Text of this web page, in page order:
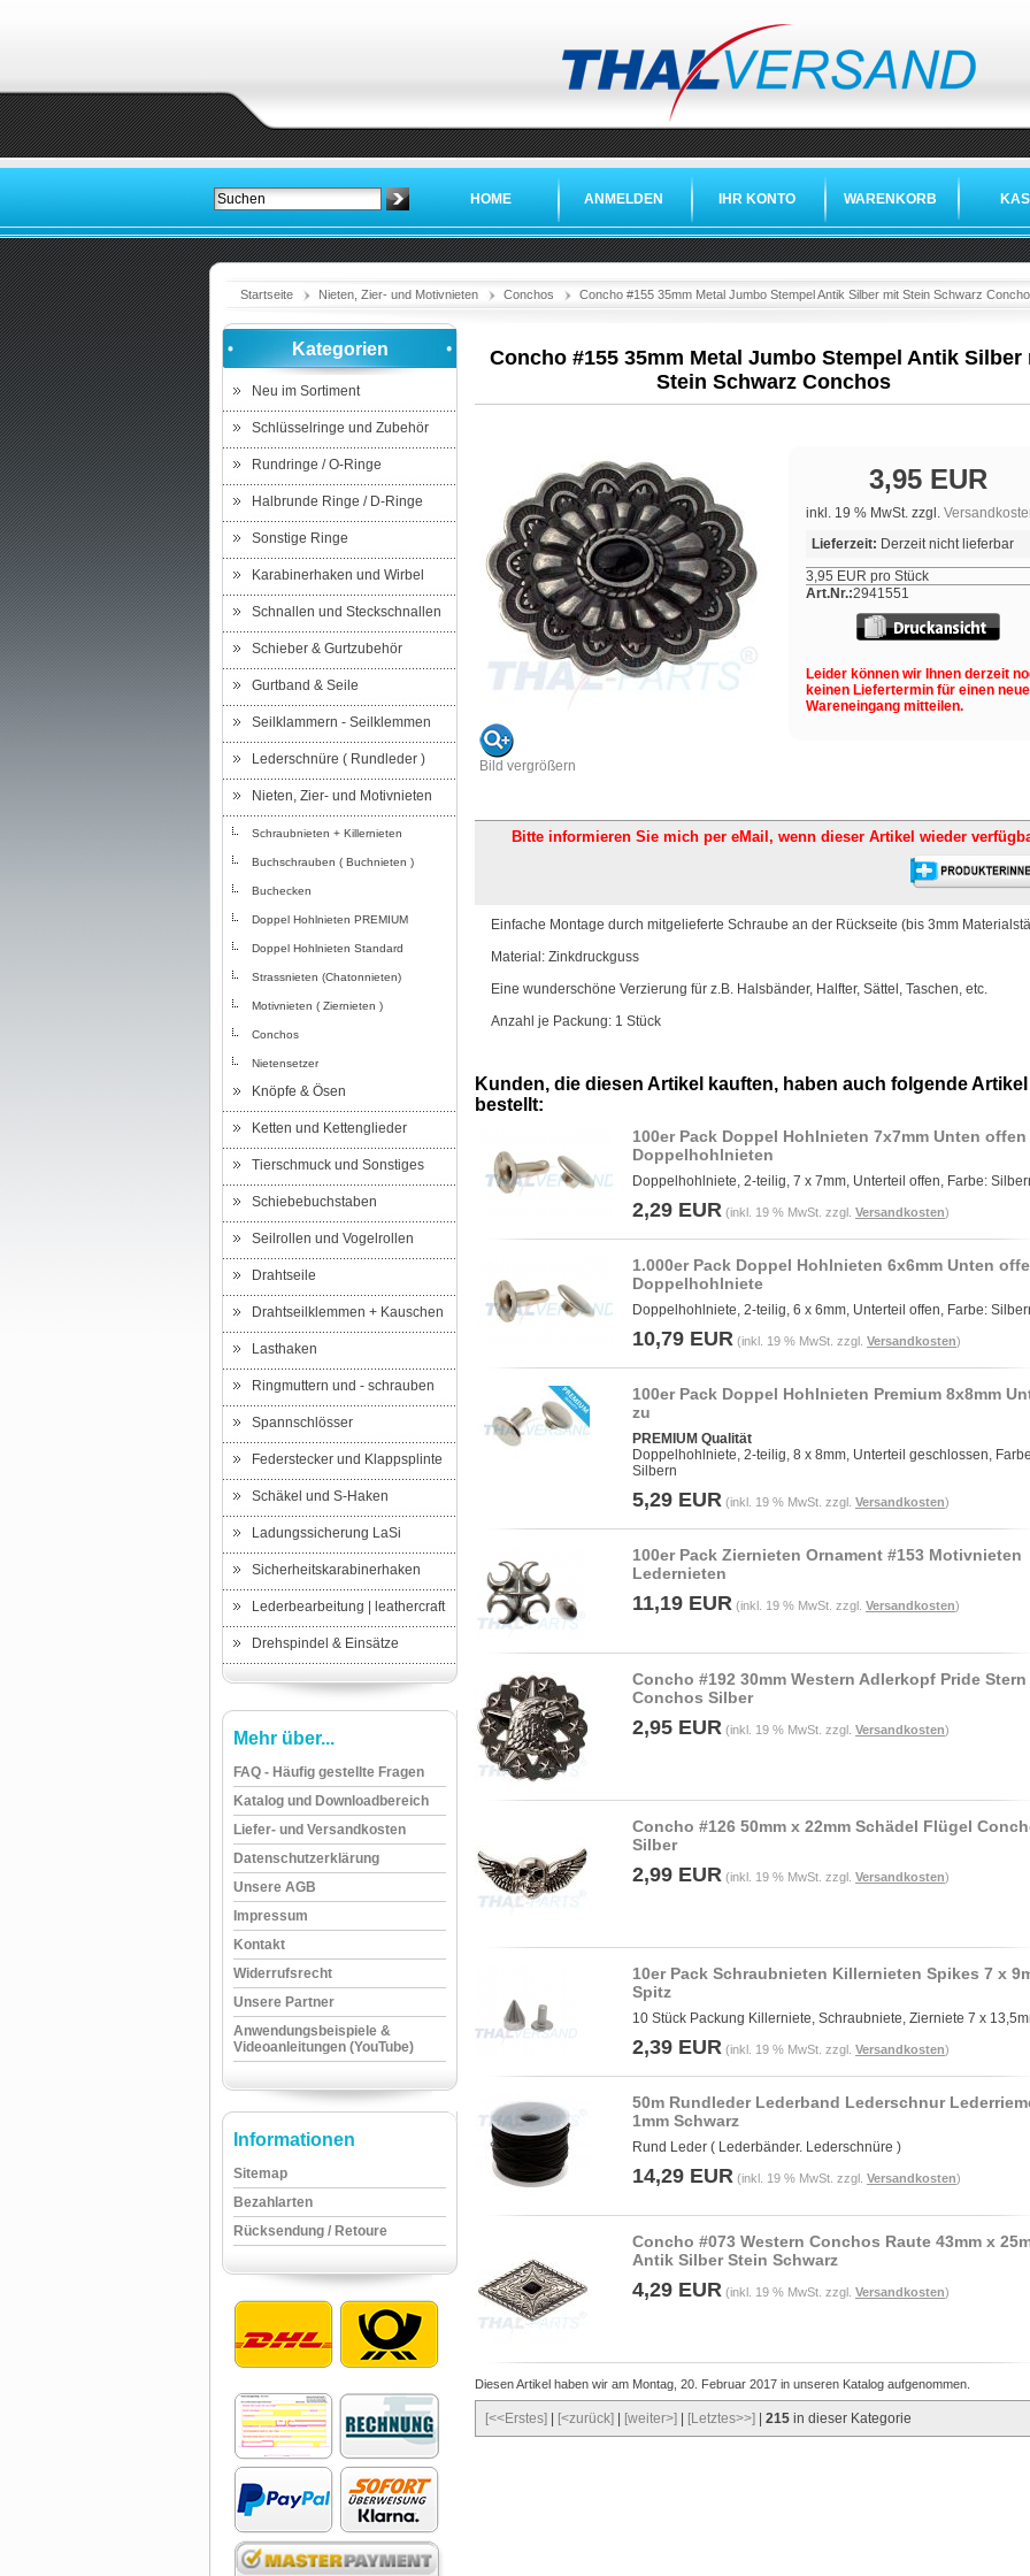
HOME ANMELDEN IHR KONTO WARENKORB
Startseite Nieten, Zier- und Motivnieten Conchos Concho #155 35mm Metal Jumbo Stempel Antik Silber mit Stein Schwarz
Kategorien
Neu im Sortiment
Schlüsselringe und Zubehör
Rundringe / O-Ringe
Halbrunde Ringe / D-Ringe
Sonstige Ringe
Karabinerhaken und Wirbel
Schnallen und Steckschnallen
Schieber & Gurtzubehör
Gurtband & Seile
Seilklammern - Seilklemmen
Lederschnüre ( Rundleder )
Nieten, Zier- und Motivnieten
Schraubnieten + Killernieten
Buchschrauben ( Buchnieten )
Buchecken
Doppel Hohlnieten PREMIUM
Doppel Hohlnieten Standard
Strassnieten (Chatonnieten)
Motivnieten ( Ziernieten )
Conchos
Nietensetzer
Knöpfe & Ösen
Ketten und Kettenglieder
Tierschmuck und Sonstiges
Schiebebuchstaben
Seilrollen und Vogelrollen
Drahtseile
Drahtseilklemmen + Kauschen
Lasthaken
Ringmuttern und - schrauben
Spannschlösser
Federstecker und Klappsplinte
Schäkel und S-Haken
Ladungssicherung LaSi
Sicherheitskarabinerhaken
Lederbearbeitung | leathercraft
Drehspindel & Einsätze
Mehr über...
FAQ - Häufig gestellte Fragen
Katalog und Downloadbereich
Liefer- und Versandkosten
Datenschutzerklärung
Unsere AGB
Impressum
Kontakt
Widerrufsrecht
Unsere Partner
Anwendungsbeispiele &
Videoanleitungen (YouTube)
Informationen
Sitemap
Bezahlarten
Rücksendung / Retoure
Concho #155 35mm Metal Jumbo Stempel Antik Silber
Stein Schwarz Conchos
Bild vergrößern
3,95 EUR
inkl. 19 % MwSt. zzgl.
Lieferzeit: Derzeit nicht lieferbar
3,95 EUR pro Stück
Art.Nr.:2941551
Leider können wir Ihnen derzeit
keinen Liefertermin für einen
Wareneingang mitteilen.
Bitte informieren Sie mich per eMail, wenn dieser Artikel wieder
Einfache Montage durch mitgelieferte Schraube an der Rückseite (bis 3mm
Material: Zinkdruckguss
Eine wunderschöne Verzierung für z.B. Halsbänder, Halfter, Sättel, Taschen, etc.
Anzahl je Packung: 1 Stück
Kunden, die diesen Artikel kauften, haben auch folgende Artikel
bestellt:
100er Pack Doppel Hohlnieten 7x7mm Unten offen
Doppelhohlnieten
Doppelhohlniete, 2-teilig, 7 x 7mm, Unterteil offen, Farbe:
2,29 EUR (inkl. 19 % MwSt. zzgl. Versandkosten)
1.000er Pack Doppel Hohlnieten 6x6mm Unten
Doppelhohlniete
Doppelhohlniete, 2-teilig, 6 x 6mm, Unterteil offen, Farbe:
10,79 EUR (inkl. 19 % MwSt. zzgl. Versandkosten)
100er Pack Doppel Hohlnieten Premium 8x8mm
zu
PREMIUM Qualität
Doppelhohlniete, 2-teilig, 8 x 8mm, Unterteil geschlossen,
Silbern
5,29 EUR (inkl. 19 % MwSt. zzgl. Versandkosten)
100er Pack Ziernieten Ornament #153 Motivnieten
Ledernieten
11,19 EUR (inkl. 19 % MwSt. zzgl. Versandkosten)
Concho #192 30mm Western Adlerkopf Pride Stern
Conchos Silber
2,95 EUR (inkl. 19 % MwSt. zzgl. Versandkosten)
Concho #126 50mm x 22mm Schädel Flügel
Silber
2,99 EUR (inkl. 19 % MwSt. zzgl. Versandkosten)
10er Pack Schraubnieten Killernieten Spikes 7 x
Spitz
10 Stück Packung Killerniete, Schraubniete, Zierniete 7 x
2,39 EUR (inkl. 19 % MwSt. zzgl. Versandkosten)
50m Rundleder Lederband Lederschnur
1mm Schwarz
Rund Leder ( Lederbänder. Lederschnüre )
14,29 EUR (inkl. 19 % MwSt. zzgl. Versandkosten)
Concho #073 Western Conchos Raute 43mm x
Antik Silber Stein Schwarz
4,29 EUR (inkl. 19 % MwSt. zzgl. Versandkosten)
Diesen Artikel haben wir am Montag, 20. Februar 2017 in unseren Katalog aufgenommen.
[<<Erstes] [<zurück] [weiter>] [Letztes>>] 215 in dieser Kategorie